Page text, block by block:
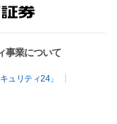
事業について
ュリティ24」